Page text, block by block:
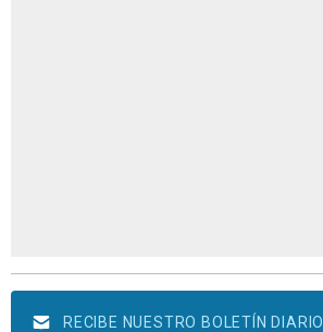
RECIBE NUESTRO BOLETÍN DIARIO